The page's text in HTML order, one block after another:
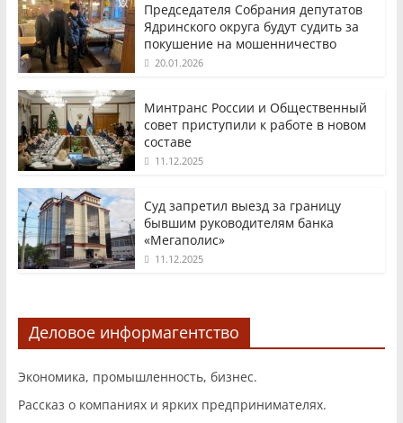
Председателя Собрания депутатов
Ядринского округа будут судить за
покушение на мошенничество
20.01.2026
Минтранс России и Общественный
совет приступили к работе в новом
составе
11.12.2025
Суд запретил выезд за границу
бывшим руководителям банка
«Мегаполис»
11.12.2025
Деловое информагентство
Экономика, промышленность, бизнес.
Рассказ о компаниях и ярких предпринимателях.